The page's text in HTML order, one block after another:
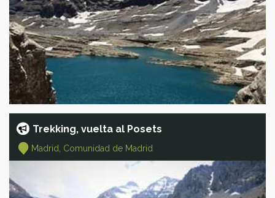
Trekking, vuelta al Posets
Madrid, Comunidad de Madrid